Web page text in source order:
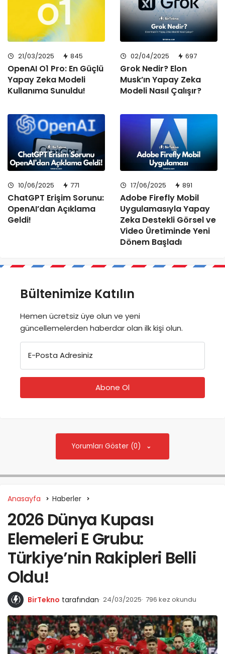
21/03/2025 845
OpenAI O1 Pro: En Güçlü
Yapay Zeka Modeli
Kullanıma Sunuldu!
02/04/2025 697
Grok Nedir? Elon
Musk’ın Yapay Zeka
Modeli Nasıl Çalışır?
10/06/2025 771
ChatGPT Erişim Sorunu:
OpenAI’dan Açıklama
Geldi!
17/06/2025 891
Adobe Firefly Mobil
Uygulamasıyla Yapay
Zeka Destekli Görsel ve
Video Üretiminde Yeni
Dönem Başladı
Bültenimize Katılın
Hemen ücretsiz üye olun ve yeni
güncellemelerden haberdar olan ilk kişi olun.
E-Posta Adresiniz
Yorumları Göster (0)
Anasayfa Haberler
2026 Dünya Kupası
Elemeleri E Grubu:
Türkiye’nin Rakipleri Belli
Oldu!
BirTekno tarafından 24/03/2025 796 kez okundu